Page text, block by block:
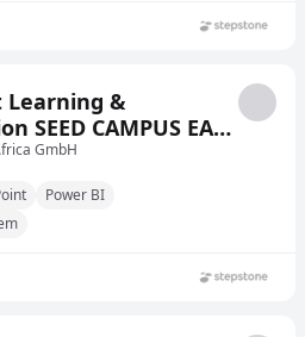
&
SEED CAMPUS EA
GmbH
Power BI